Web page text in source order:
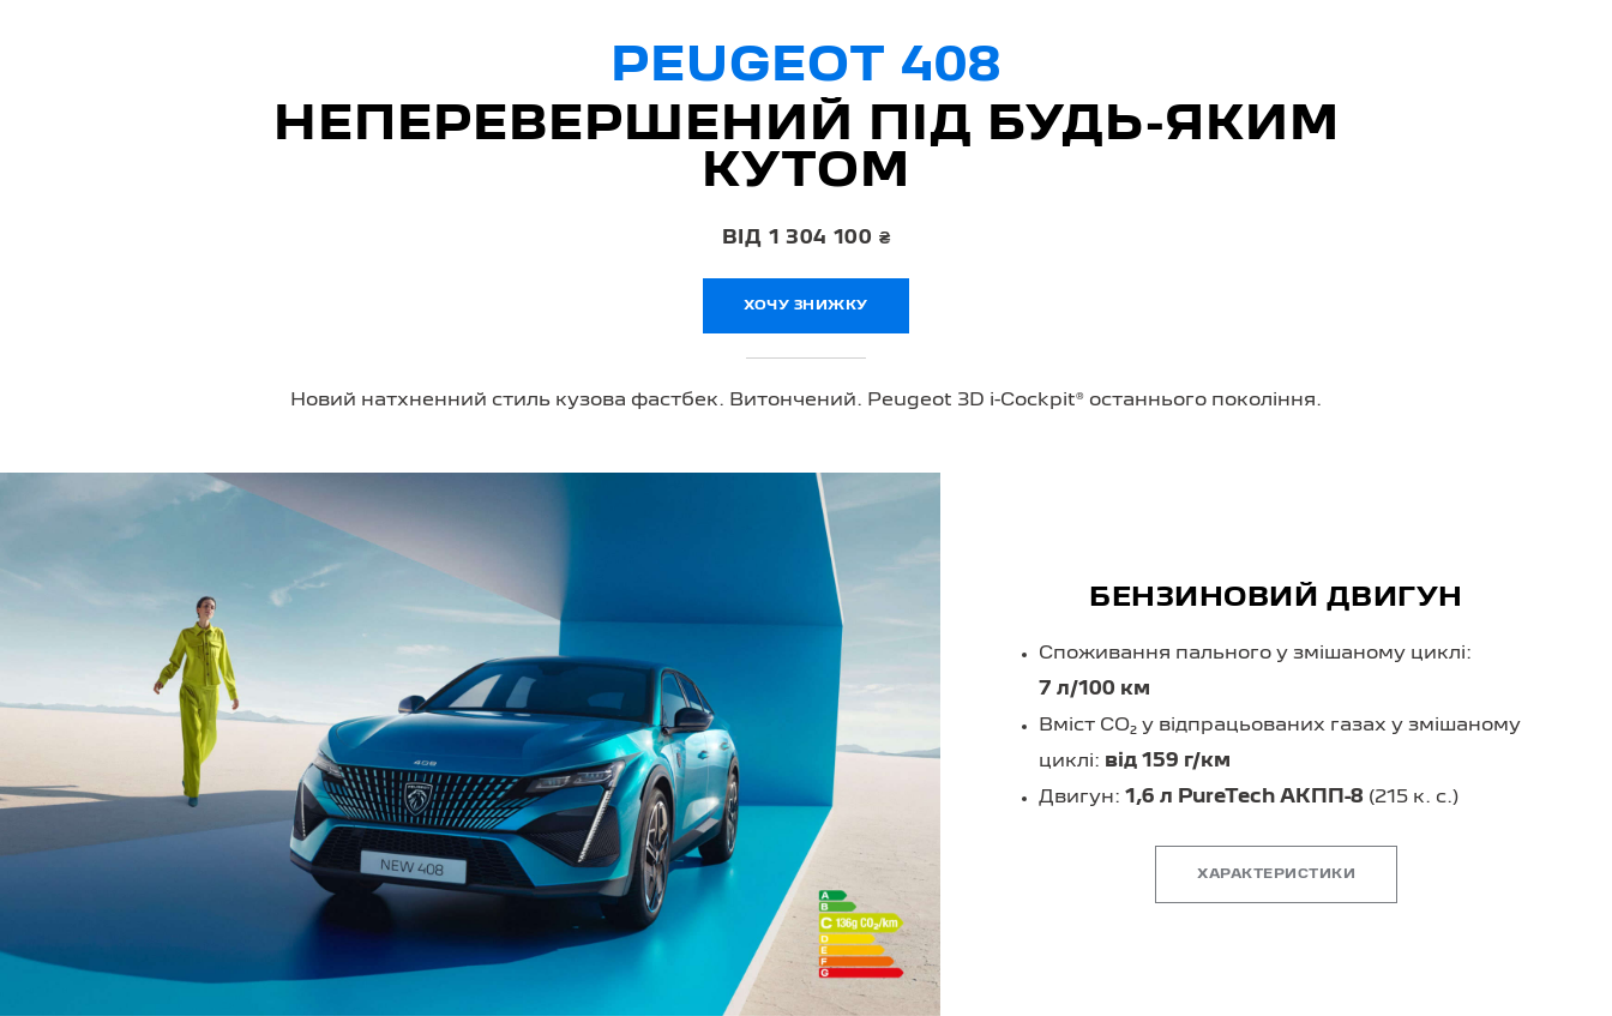
PEUGEOT 408
НЕПЕРЕВЕРШЕНИЙ ПІД БУДЬ-ЯКИМ
КУТОМ
ВІД 1 304 100 ₴
ХОЧУ ЗНИЖКУ
Новий натхненний стиль кузова фастбек. Витончений. Peugeot 3D i-Cockpit® останнього покоління.
БЕНЗИНОВИЙ ДВИГУН
Споживання пального у змішаному циклі:
7 л/100 км
Вміст CO₂ у відпрацьованих газах у змішаному
циклі: від 159 г/км
Двигун:1,6 л PureTech АКПП-8 (215 к. с.)
ХАРАКТЕРИСТИКИ